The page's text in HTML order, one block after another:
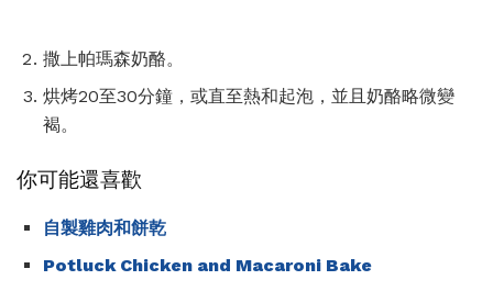
撒上帕瑪森奶酪。
烘烤20至30分鐘，或直至熱和起泡，並且奶酪略微變
褐。
你可能還喜歡
自製雞肉和餅乾
Potluck Chicken and Macaroni Bake